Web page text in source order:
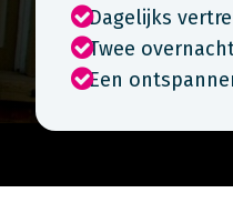
Dagelijks
Twee
Een